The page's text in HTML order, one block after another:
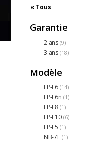
« Tous
Garantie
2 ans (9)
3 ans (18)
Modèle
LP-E6 (14)
LP-E6n (1)
LP-E8 (1)
LP-E10 (6)
LP-E5 (1)
NB-7L (1)